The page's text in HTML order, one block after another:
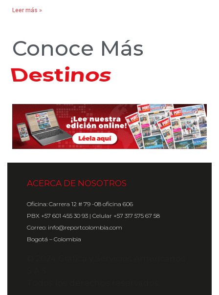
Leer más »
Conoce Más
Hoteles
ACERCA DE NOSOTROS
Oficina: Carrera 12 # 79 -08 oficina 606
PBX +57 601 455 30 93 | Celular +57 317 575 67 58
Correo: info@reportcolombia.com
Bogotá – Colombia